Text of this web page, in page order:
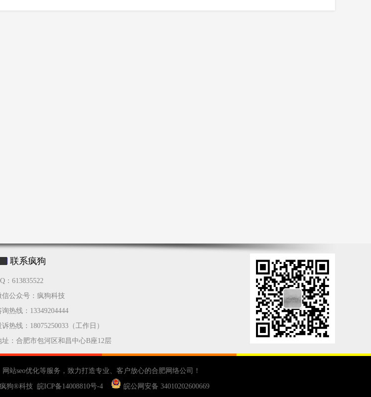
联系疯狗
：613835522
信公众号：疯狗科技
询热线：13349204444
诉热线：18075250033（工作日）
址：合肥市包河区和昌中心B座12层
网站seo优化等服务，致力打造专业、客户放心的合肥网络公司 ！
疯狗®科技 皖ICP备14008810号-4 皖公网安备 34010202600669